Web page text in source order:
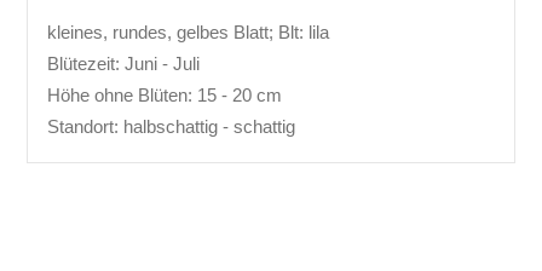
kleines, rundes, gelbes Blatt; Blt: lila
Blütezeit: Juni - Juli
Höhe ohne Blüten: 15 - 20 cm
Standort: halbschattig - schattig